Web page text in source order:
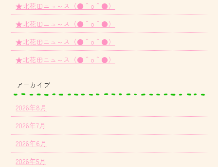
★北花田ニュ～ス（●＾o＾●）
★北花田ニュ～ス（●＾o＾●）
★北花田ニュ～ス（●＾o＾●）
★北花田ニュ～ス（●＾o＾●）
アーカイブ
2026年8月
2026年7月
2026年6月
2026年5月